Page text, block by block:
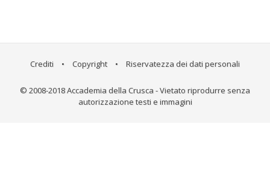
Crediti • Copyright • Riservatezza dei dati personali
© 2008-2018 Accademia della Crusca - Vietato riprodurre senza
autorizzazione testi e immagini